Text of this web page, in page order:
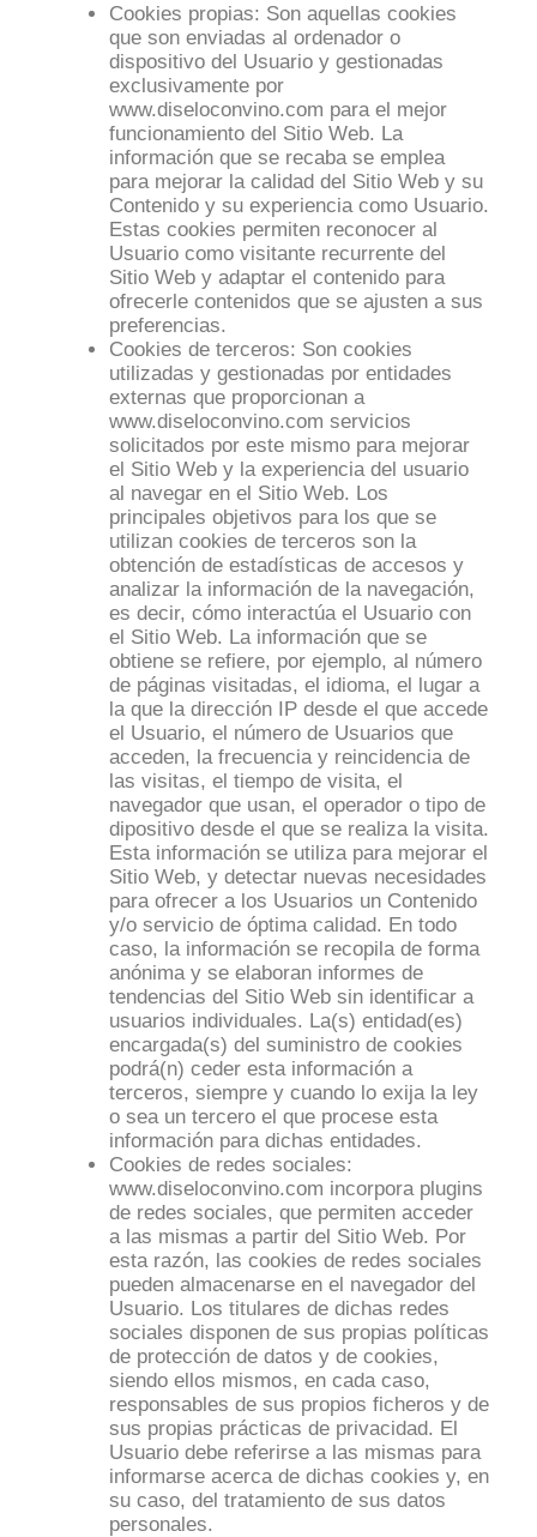
Cookies propias: Son aquellas cookies
que son enviadas al ordenador o
dispositivo del Usuario y gestionadas
exclusivamente por
www.diseloconvino.com para el mejor
funcionamiento del Sitio Web. La
información que se recaba se emplea
para mejorar la calidad del Sitio Web y su
Contenido y su experiencia como Usuario.
Estas cookies permiten reconocer al
Usuario como visitante recurrente del
Sitio Web y adaptar el contenido para
ofrecerle contenidos que se ajusten a sus
preferencias.
Cookies de terceros: Son cookies
utilizadas y gestionadas por entidades
externas que proporcionan a
www.diseloconvino.com servicios
solicitados por este mismo para mejorar
el Sitio Web y la experiencia del usuario
al navegar en el Sitio Web. Los
principales objetivos para los que se
utilizan cookies de terceros son la
obtención de estadísticas de accesos y
analizar la información de la navegación,
es decir, cómo interactúa el Usuario con
el Sitio Web. La información que se
obtiene se refiere, por ejemplo, al número
de páginas visitadas, el idioma, el lugar a
la que la dirección IP desde el que accede
el Usuario, el número de Usuarios que
acceden, la frecuencia y reincidencia de
las visitas, el tiempo de visita, el
navegador que usan, el operador o tipo de
dipositivo desde el que se realiza la visita.
Esta información se utiliza para mejorar el
Sitio Web, y detectar nuevas necesidades
para ofrecer a los Usuarios un Contenido
y/o servicio de óptima calidad. En todo
caso, la información se recopila de forma
anónima y se elaboran informes de
tendencias del Sitio Web sin identificar a
usuarios individuales. La(s) entidad(es)
encargada(s) del suministro de cookies
podrá(n) ceder esta información a
terceros, siempre y cuando lo exija la ley
o sea un tercero el que procese esta
información para dichas entidades.
Cookies de redes sociales:
www.diseloconvino.com incorpora plugins
de redes sociales, que permiten acceder
a las mismas a partir del Sitio Web. Por
esta razón, las cookies de redes sociales
pueden almacenarse en el navegador del
Usuario. Los titulares de dichas redes
sociales disponen de sus propias políticas
de protección de datos y de cookies,
siendo ellos mismos, en cada caso,
responsables de sus propios ficheros y de
sus propias prácticas de privacidad. El
Usuario debe referirse a las mismas para
informarse acerca de dichas cookies y, en
su caso, del tratamiento de sus datos
personales.